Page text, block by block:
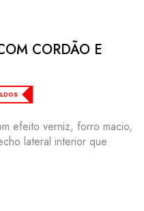
CORDÃO E
efeito verniz, forro macio,
lateral interior que